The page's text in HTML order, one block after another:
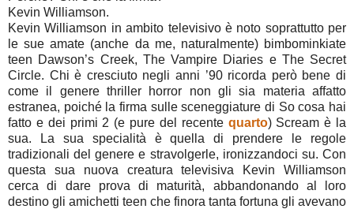
Kevin Williamson.
Kevin Williamson in ambito televisivo è noto soprattutto per
le sue amate (anche da me, naturalmente) bimbominkiate
teen Dawson’s Creek, The Vampire Diaries e The Secret
Circle. Chi è cresciuto negli anni ’90 ricorda però bene di
come il genere thriller horror non gli sia materia affatto
estranea, poiché la firma sulle sceneggiature di So cosa hai
fatto e dei primi 2 (e pure del recente quarto) Scream è la
sua. La sua specialità è quella di prendere le regole
tradizionali del genere e stravolgerle, ironizzandoci su. Con
questa sua nuova creatura televisiva Kevin Williamson
cerca di dare prova di maturità, abbandonando al loro
destino gli amichetti teen che finora tanta fortuna gli avevano